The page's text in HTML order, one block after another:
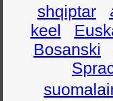
shqiptar
keel
Bosanski